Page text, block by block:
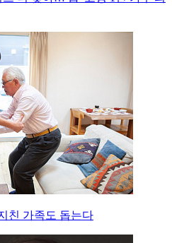
친 가족도 돕는다